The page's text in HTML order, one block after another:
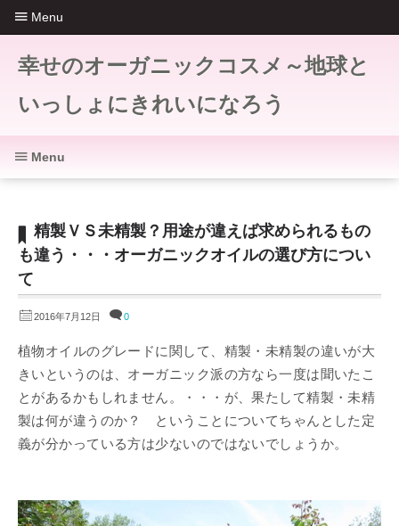
幸せのオーガニックコスメ～地球と
いっしょにきれいになろう
精製ＶＳ未精製？用途が違えば求められるもの
も違う・・・オーガニックオイルの選び方につい
て
2016年7月12日 0
植物オイルのグレードに関して、精製・未精製の違いが大
きいというのは、オーガニック派の方なら一度は聞いたこ
とがあるかもしれません。・・・が、果たして精製・未精
製は何が違うのか？ ということについてちゃんとした定
義が分かっている方は少ないのではないでしょうか。
Menu
Menu